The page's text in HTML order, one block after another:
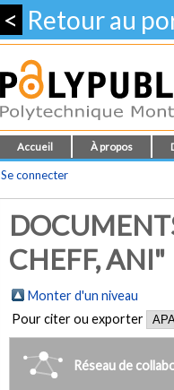
< Retour au
Accueil À propos
Se connecter
CHEFF, ANI"
Monter d'un niveau
Pour citer ou exporter
Réseau de